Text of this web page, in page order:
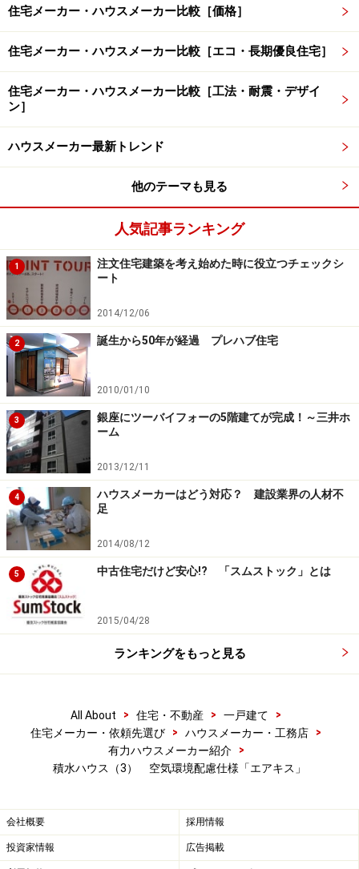
とはいえ、住宅性能表示を活用している新築戸建て住宅
は全体の3割に届かないなど（積水ハウスの場合は9割以
上）、室内空気質の「質」について徹底的にこだわって
でもあります。そうした点に戸建て住宅のトップブラン
ドとして改善に乗り出したのが、積水ハウスの今回の動
きです。
次のページでは、「エアキス」のその他の特徴について
見ていきましょう。
※記事内容は執筆時点のものです。最新の内容をご確認くださ
い。
住宅メーカー・ハウスメーカー比較［価格］
住宅メーカー・ハウスメーカー比較［エコ・長期優良住宅］
住宅メーカー・ハウスメーカー比較［工法・耐震・デザイ
ン］
ハウスメーカー最新トレンド
他のテーマも見る
人気記事ランキング
1
注文住宅建築を考え始めた時に役立つチェックシ
ート
2014/12/06
2 誕生から50年が経過 プレハブ住宅
2010/01/10
3
銀座にツーバイフォーの5階建てが完成！～三井ホ
ーム
2013/12/11
4
ハウスメーカーはどう対応？ 建設業界の人材不
足
2014/08/12
5 中古住宅だけど安心!? 「スムストック」とは
2015/04/28
ランキングをもっと見る
All About > 住宅・不動産 > 一戸建て
>
住宅メーカー・依頼先選び
> ハウスメーカー・工務店
>
有力ハウスメーカー紹介
>
積水ハウス（3） 空気環境配慮仕様「エアキス」
会社概要 採用情報
投資家情報 広告掲載